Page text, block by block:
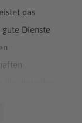
das
Dienste
aktuellen
dem